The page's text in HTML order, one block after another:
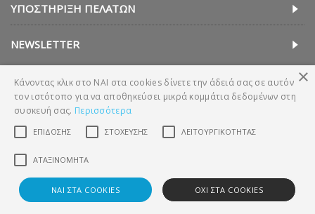
ΥΠΟΣΤΉΡΙΞΗ ΠΕΛΑΤΏΝ
NEWSLETTER
×
Κάνοντας κλικ στο ΝΑΙ στα cookies δίνετε την άδειά σας σε αυτόν
τον ιστότοπο για να αποθηκεύσει μικρά κομμάτια δεδομένων στη
συσκευή σας. Περισσότερα
ΕΠΊΔΟΣΗΣ ΣΤΌΧΕΥΣΗΣ ΛΕΙΤΟΥΡΓΙΚΌΤΗΤΑΣ
ΑΤΑΞΙΝΌΜΗΤΑ
ΝΑΙ ΣΤΑ COOKIES ΟΧΙ ΣΤΑ COOKIES